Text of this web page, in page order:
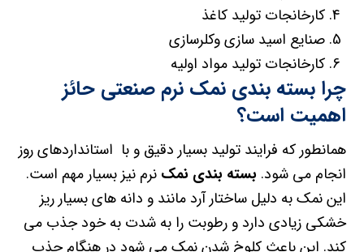
کارخانجات تولید کاغذ
صنایع اسید سازی وکلرسازی
کارخانجات تولید مواد اولیه
چرا بسته بندی نمک نرم صنعتی حائز
اهمیت است؟
همانطور که فرایند تولید بسیار دقیق و با استانداردهای روز
انجام می شود. بسته بندی نمک نرم نیز بسیار مهم است.
این نمک به دلیل ساختار آرد مانند و دانه های بسیار ریز
خشکی زیادی دارد و رطوبت را به شدت به خود جذب می
کند. این باعث کلوخ شدن نمک می شود در هنگام جذب